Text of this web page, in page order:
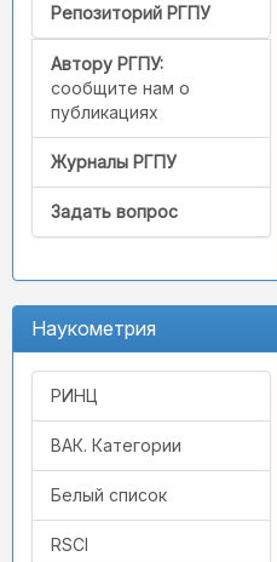
Репозиторий РГПУ
Автору РГПУ:
сообщите нам о
публикациях
Журналы РГПУ
Задать вопрос
Наукометрия
РИНЦ
ВАК. Категории
Белый список
RSCI